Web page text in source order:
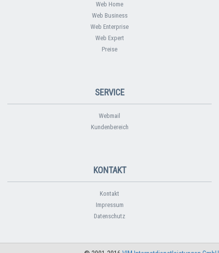
Web Home
Web Business
Web Enterprise
Web Expert
Preise
SERVICE
Webmail
Kundenbereich
KONTAKT
Kontakt
Impressum
Datenschutz